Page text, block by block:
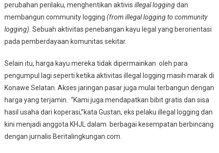
perubahan perilaku, menghentikan aktivis illegal loggingdan
membangun community logging (from illegal logging to community
logging) . Sebuah aktivitas penebangan kayu legal yang berorientasi
pada pemberdayaan komunitas sekitar.
Selain itu, harga kayu mereka tidak dipermainkan oleh para
pengumpul lagi seperti ketika aktivitas illegal logging masih marak di
Konawe Selatan. Akses jaringan pasar juga mulai terbangun dengan
harga yang terjamin. “Kami juga mendapatkan bibit gratis dan sisa
hasil usaha dari koperasi,”kata Gustan, eks pelaku illegal logging dan
kini menjadi anggota KHJL dalam berbagai kesempatan berbincang
dengan jurnalis Beritalingkungan.com.